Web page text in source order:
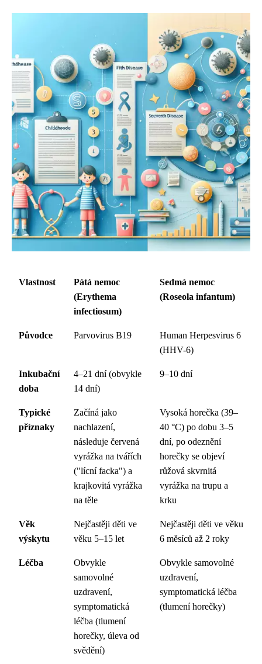
Vlastnost
Pátá nemoc
(Erythema
infectiosum)
Sedmá nemoc
(Roseola infantum)
Původce Parvovirus B19
Human Herpesvirus 6
(HHV-6)
Inkubační
doba
4–21 dní (obvykle
14 dní)
9–10 dní
Typické
příznaky
Začíná jako
nachlazení,
následuje červená
vyrážka na tvářích
("lícní facka") a
krajkovitá vyrážka
na těle
Vysoká horečka (39–
40 °C) po dobu 3–5
dní, po odeznění
horečky se objeví
růžová skvrnitá
vyrážka na trupu a
krku
Věk
výskytu
Nejčastěji děti ve
věku 5–15 let
Nejčastěji děti ve věku
6 měsíců až 2 roky
Léčba
Obvykle
samovolné
uzdravení,
symptomatická
léčba (tlumení
horečky, úleva od
svědění)
Obvykle samovolné
uzdravení,
symptomatická léčba
(tlumení horečky)